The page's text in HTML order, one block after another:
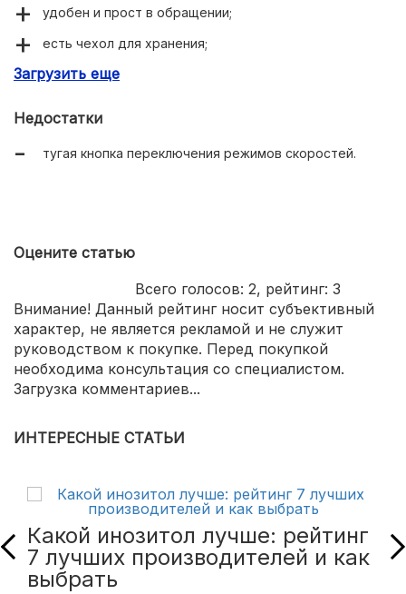
удобен и прост в обращении;
есть чехол для хранения;
инструкция на разных языках.
Загрузить еще
Недостатки
тугая кнопка переключения режимов скоростей.
Оцените статью
Всего голосов: 2, рейтинг: 3
Внимание! Данный рейтинг носит субъективный
характер, не является рекламой и не служит
руководством к покупке. Перед покупкой
необходима консультация со специалистом.
Загрузка комментариев...
ИНТЕРЕСНЫЕ СТАТЬИ
Какой инозитол лучше: рейтинг
7 лучших производителей и как
выбрать